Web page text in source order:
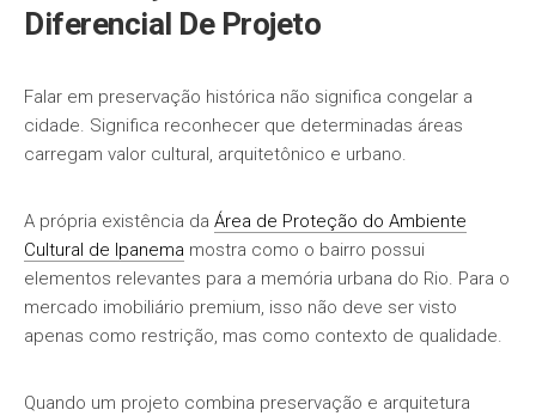
Diferencial De Projeto
Falar em preservação histórica não significa congelar a
cidade. Significa reconhecer que determinadas áreas
carregam valor cultural, arquitetônico e urbano.
A própria existência da Área de Proteção do Ambiente
Cultural de Ipanema mostra como o bairro possui
elementos relevantes para a memória urbana do Rio. Para o
mercado imobiliário premium, isso não deve ser visto
apenas como restrição, mas como contexto de qualidade.
Quando um projeto combina preservação e arquitetura